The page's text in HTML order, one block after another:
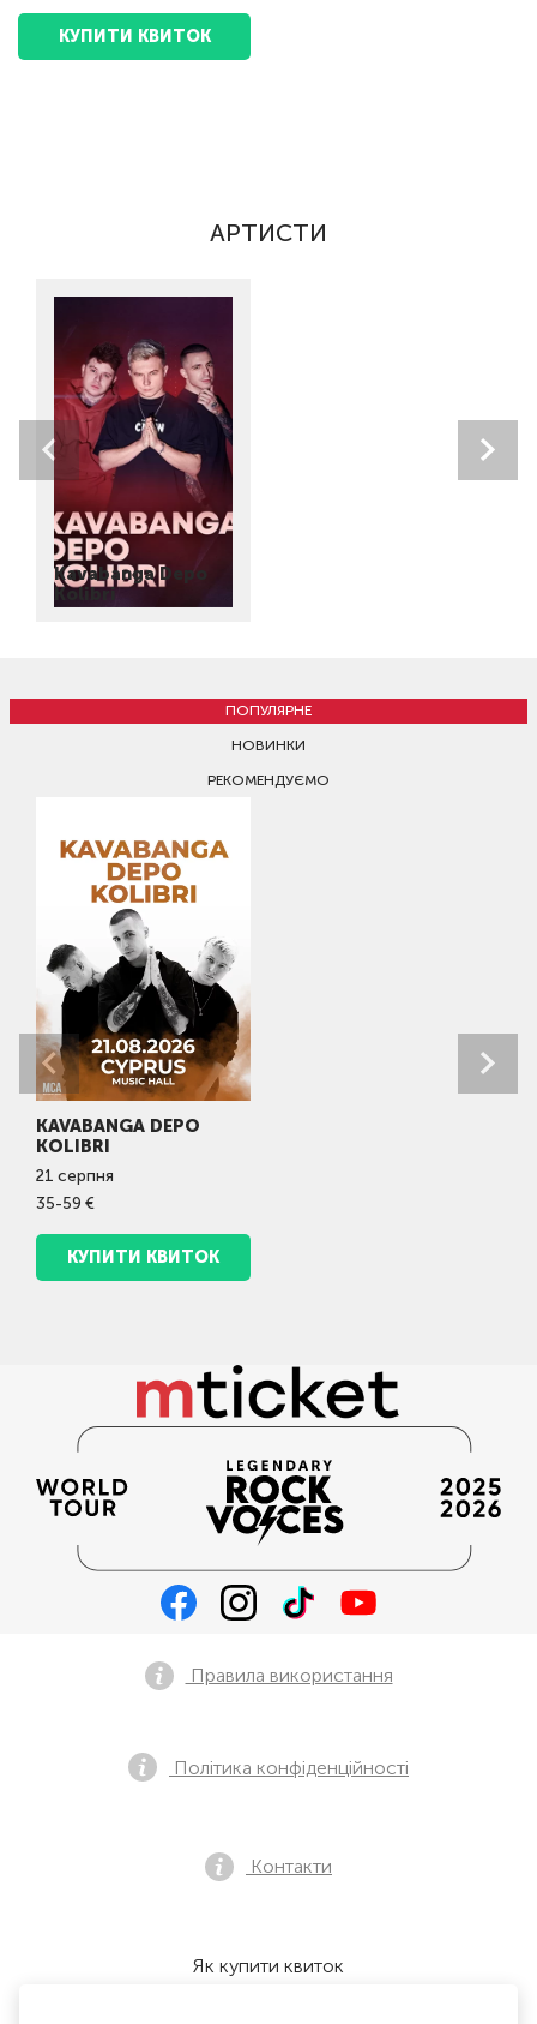
КУПИТИ КВИТОК
АРТИСТИ
Kavabanga Depo
Kolibri
ПОПУЛЯРНЕ
НОВИНКИ
РЕКОМЕНДУЄМО
KAVABANGA DEPO
KOLIBRI
21 серпня
35-59 €
КУПИТИ КВИТОК
Правила використання
Політика конфіденційності
Контакти
Як купити квиток